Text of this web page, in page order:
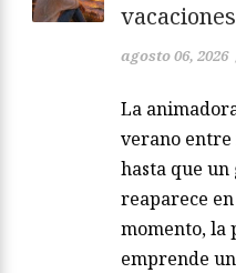
vacaciones
agosto 06, 2026
La
verano entre
hasta que
reaparece
momento, la
emprende